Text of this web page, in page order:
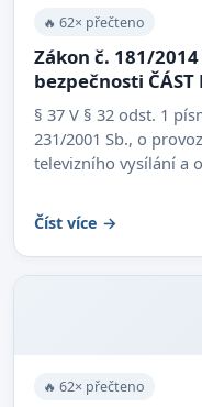
🔥 62× přečteno
Zákon č. 181/
bezpečnosti ČÁST
§ 37 V § 32 odst. 1
231/2001 Sb., o
televizního vysílání a
Číst více →
🔥 62× přečteno